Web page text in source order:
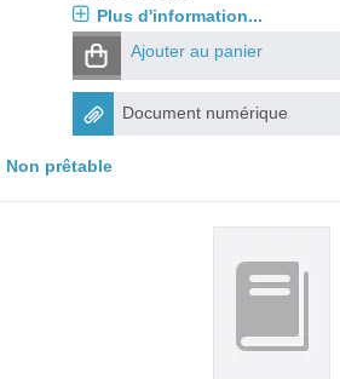
Plus d'information...
Ajouter au panier
Document numérique
Non prêtable